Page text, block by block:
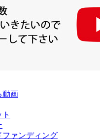
動画
ファンディング